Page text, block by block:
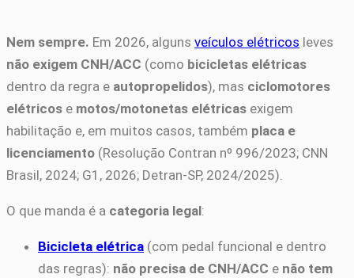
Nem sempre. Em 2026, alguns veículos elétricos leves
não exigem CNH/ACC (como bicicletas elétricas
dentro da regra e autopropelidos), mas ciclomotores
elétricos e motos/motonetas elétricas exigem
habilitação e, em muitos casos, também placa e
licenciamento (Resolução Contran nº 996/2023; CNN
Brasil, 2024; G1, 2026; Detran-SP, 2024/2025).
O que manda é a categoria legal:
Bicicleta elétrica (com pedal funcional e dentro
das regras): não precisa de CNH/ACC e não tem